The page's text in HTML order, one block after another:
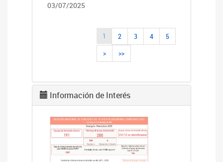
03/07/2025
1 2 3 4
5
>
>>
Información de Interés